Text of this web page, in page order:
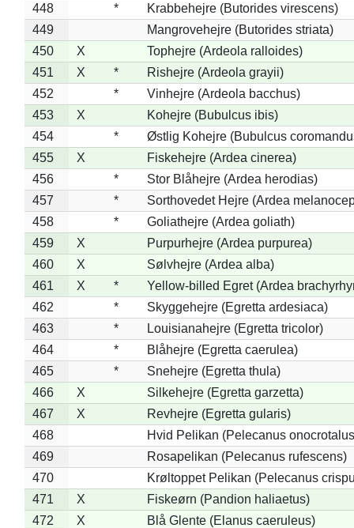
448
*
Krabbehejre (Butorides virescens)
449
Mangrovehejre (Butorides striata)
450
X
Tophejre (Ardeola ralloides)
451
X *
Rishejre (Ardeola grayii)
452
*
Vinhejre (Ardeola bacchus)
453
X
Kohejre (Bubulcus ibis)
454
*
Østlig Kohejre (Bubulcus
455
X
Fiskehejre (Ardea cinerea)
456
*
Stor Blåhejre (Ardea herodias)
457
*
Sorthovedet Hejre (Ardea
458
*
Goliathejre (Ardea goliath)
459
X
Purpurhejre (Ardea purpurea)
460
X
Sølvhejre (Ardea alba)
461
X *
Yellow-billed Egret (Ardea
462
*
Skyggehejre (Egretta ardesiaca)
463
*
Louisianahejre (Egretta tricolor)
464
*
Blåhejre (Egretta caerulea)
465
*
Snehejre (Egretta thula)
466
X
Silkehejre (Egretta garzetta)
467
X
Revhejre (Egretta gularis)
468
Hvid Pelikan (Pelecanus
469
Rosapelikan (Pelecanus rufescens)
470
Krøltoppet Pelikan (Pelecanus
471
X
Fiskeørn (Pandion haliaetus)
472
X
Blå Glente (Elanus caeruleus)